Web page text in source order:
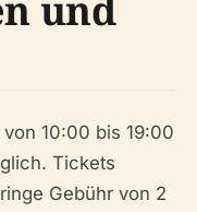
10:00 bis 19:00
Tickets
Gebühr von 2